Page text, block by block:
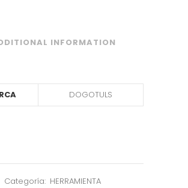
INFORMATION
DOGOTULS
Categoría: HERRAMIENTA